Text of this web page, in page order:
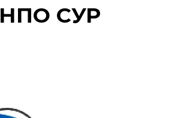
НПО СУР